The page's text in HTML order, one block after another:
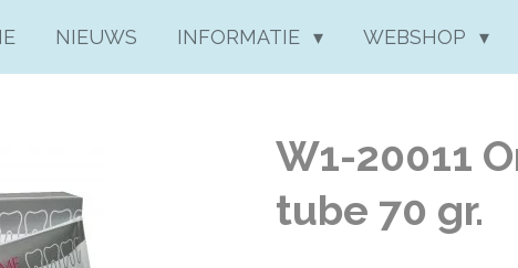
NIEUWS INFORMATIE WEBSHOP
W1-20011
tube 70 gr.